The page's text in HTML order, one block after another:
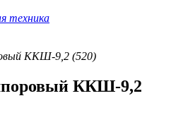
техника
ККШ-9,2 (520)
ККШ-9,2